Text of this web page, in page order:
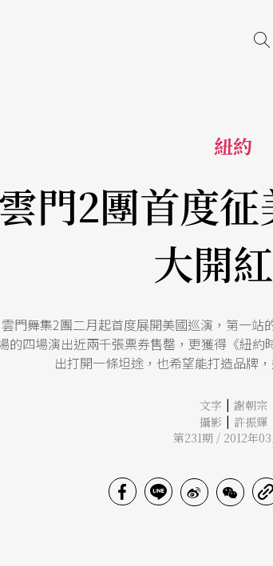
紐約
雲門2團首度
大開
雲門舞集2團二月起首度展開美國巡演，第一
的四場演出近兩千張票券售罄，更獲得《紐
出打開一條坦途，也希望能打造品牌
文字 | 謝朝宗
攝影 | 許振輝
第231期 / 2012年